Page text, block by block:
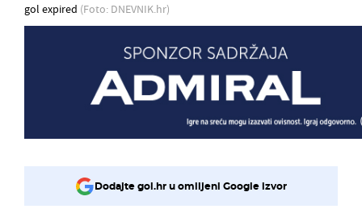
gol expired (Foto: DNEVNIK.hr)
Dodajte gol.hr u omiljeni Google izvor